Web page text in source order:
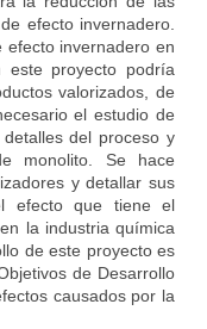
efecto invernadero.
efecto invernadero en
proyecto podría
valorizados, de
el estudio de
del proceso y
monolito. Se hace
y detallar sus
efecto que tiene el
la industria química
de este proyecto es
de Desarrollo
causados por la